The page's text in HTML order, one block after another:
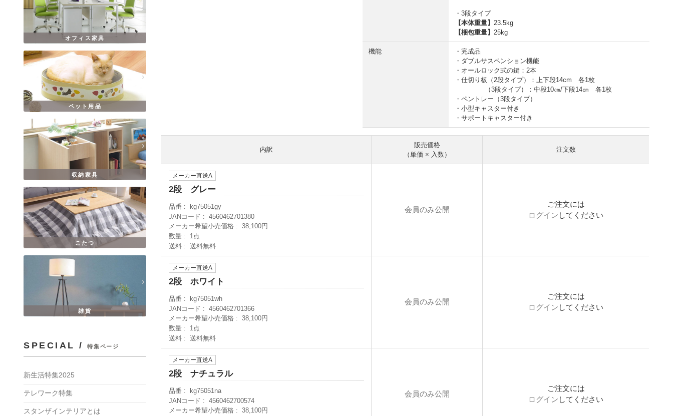
・3段タイプ
【本体重量】23.5kg
【梱包重量】25kg
機能
・完成品
・ダブルサスペンション機能
・オールロック式の鍵：2本
・仕切り板（2段タイプ）：上下段14cm 各1枚
（3段タイプ）：中段10㎝/下段14㎝ 各1枚
・ペントレー（3段タイプ）
・小型キャスター付き
・サポートキャスター付き
内訳
販売価格
（単価 × 入数）
注文数
メーカー直送A
2段 グレー
品番
kg75051gy
JANコード
4560462701380
メーカー希望小売価格
38,100円
数量
1点
送料
送料無料
会員のみ公開
ご注文には
ログイン してください
メーカー直送A
2段 ホワイト
品番
kg75051wh
JANコード
4560462701366
メーカー希望小売価格
38,100円
数量
1点
送料
送料無料
会員のみ公開
ご注文には
ログイン してください
メーカー直送A
2段 ナチュラル
品番
kg75051na
JANコード
4560462700574
メーカー希望小売価格
38,100円
会員のみ公開
ご注文には
ログイン してください
オフィス家具
ペット用品
収納家具
こたつ
雑貨
SPECIAL / 特集ページ
新生活特集2025
テレワーク特集
スタンザインテリアとは